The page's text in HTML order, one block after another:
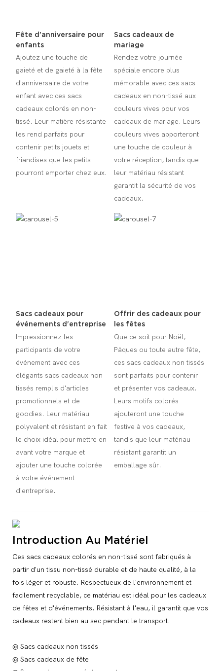
Fête d'anniversaire pour
enfants
Ajoutez une touche de
gaieté et de gaieté à la fête
d'anniversaire de votre
enfant avec ces sacs
cadeaux colorés en non-
tissé. Leur matière résistante
les rend parfaits pour
contenir petits jouets et
friandises que les petits
pourront emporter chez eux.
Sacs cadeaux de
mariage
Rendez votre journée
spéciale encore plus
mémorable avec ces sacs
cadeaux en non-tissé aux
couleurs vives pour vos
cadeaux de mariage. Leurs
couleurs vives apporteront
une touche de couleur à
votre réception, tandis que
leur matériau résistant
garantit la sécurité de vos
cadeaux.
Sacs cadeaux pour
événements d'entreprise
Impressionnez les
participants de votre
événement avec ces
élégants sacs cadeaux non
tissés remplis d'articles
promotionnels et de
goodies. Leur matériau
polyvalent et résistant en fait
le choix idéal pour mettre en
avant votre marque et
ajouter une touche colorée
à votre événement
d'entreprise.
Offrir des cadeaux pour
les fêtes
Que ce soit pour Noël,
Pâques ou toute autre fête,
ces sacs cadeaux non tissés
sont parfaits pour contenir
et présenter vos cadeaux.
Leurs motifs colorés
ajouteront une touche
festive à vos cadeaux,
tandis que leur matériau
résistant garantit un
emballage sûr.
Introduction Au Matériel
Ces sacs cadeaux colorés en non-tissé sont fabriqués à
partir d'un tissu non-tissé durable et de haute qualité, à la
fois léger et robuste. Respectueux de l'environnement et
facilement recyclable, ce matériau est idéal pour les cadeaux
de fêtes et d'événements. Résistant à l'eau, il garantit que vos
cadeaux restent bien au sec pendant le transport.
◎ Sacs cadeaux non tissés
◎ Sacs cadeaux de fête